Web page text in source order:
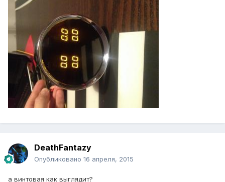
DeathFantazy
Опубликовано 16 апреля, 2015
а винтовая как выглядит?